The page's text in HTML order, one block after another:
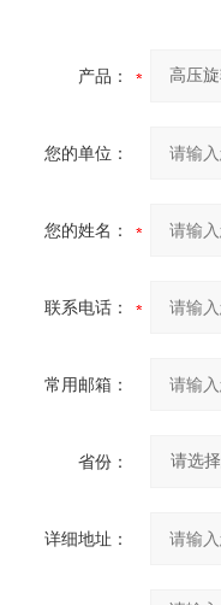
产品：
您的单位：
您的姓名：
联系电话：
常用邮箱：
省份：
详细地址：